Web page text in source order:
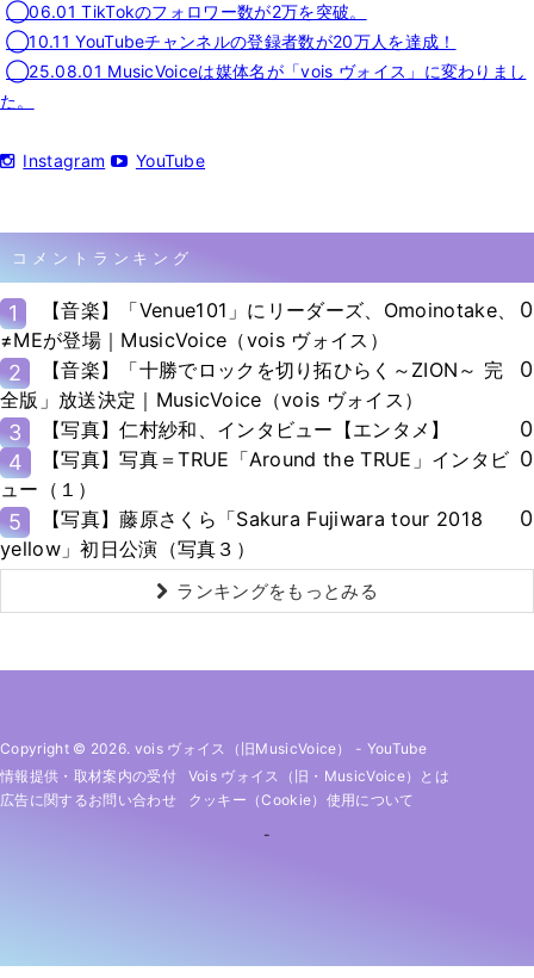
◯06.01 TikTokのフォロワー数が2万を突破。
◯10.11 YouTubeチャンネルの登録者数が20万人を達成！
◯25.08.01 MusicVoiceは媒体名が「vois ヴォイス」に変わりまし
た。
Instagram YouTube
コメントランキング
1
【音楽】「Venue101」にリーダーズ、Omoinotake、
≠MEが登場｜MusicVoice（vois ヴォイス）
0
2
【音楽】「十勝でロックを切り拓ひらく～ZION～ 完
全版」放送決定｜MusicVoice（vois ヴォイス）
0
3 【写真】仁村紗和、インタビュー【エンタメ】
0
4
【写真】写真＝TRUE「Around the TRUE」インタビ
ュー（１）
0
5
【写真】藤原さくら「Sakura Fujiwara tour 2018
yellow」初日公演（写真３）
0
ランキングをもっとみる
Copyright © 2026. vois ヴォイス（旧MusicVoice） - YouTube
情報提供・取材案内の受付
Vois ヴォイス（旧・MusicVoice）とは
広告に関するお問い合わせ
クッキー（cookie）使用について
-